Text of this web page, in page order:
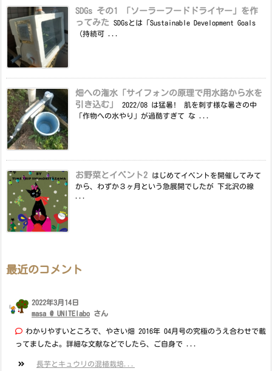
SDGs その1 「ソーラーフードドライヤー」を作
ってみた
SDGsとは「Sustainable Development Goals
（持続可 ...
畑への潅水「サイフォンの原理で用水路から水を
引き込む」
2022/08 は猛暑! 肌を刺す様な暑さの中
「作物への水やり」が過酷すぎて な ...
お野菜とイベント2
はじめてイベントを開催してみて
から、わずか３ヶ月という急展開でしたが 下北沢の線
最近のコメント
2022年3月14日
masa @ UNITElabo さん
わかりやすいところで、やさい畑 2016年 04月号の究極のうえ合わせで載
ってましたよ。詳細な文献などでしたら、ご自身で ...
長芋とキュウリの混植栽培...